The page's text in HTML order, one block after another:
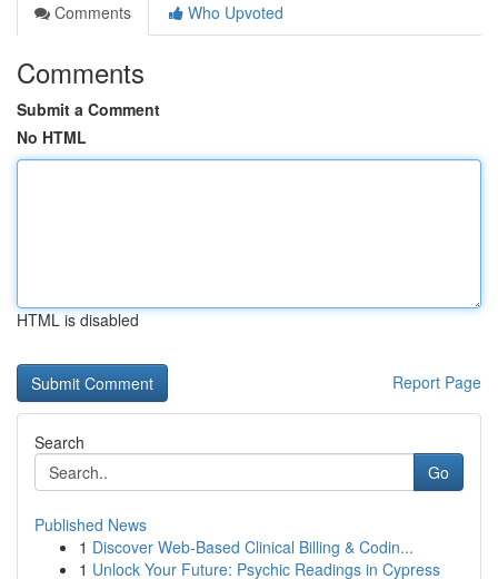
Comments
Who Upvoted
Comments
Submit a Comment
No HTML
HTML is disabled
Report Page
Search
Go
Published News
1 Discover Web-Based Clinical Billing & Codin...
1 Unlock Your Future: Psychic Readings in Cypress